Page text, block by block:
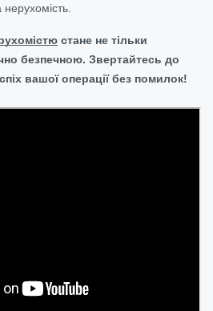
стане не тільки
безпечною. Звертайтесь до
вашої операції без помилок!